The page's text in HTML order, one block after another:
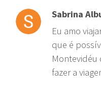
Sabrina
Eu amo
que é
Montevidéu
fazer a